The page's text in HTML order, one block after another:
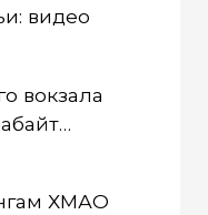
видео
вокзала
ХМАО